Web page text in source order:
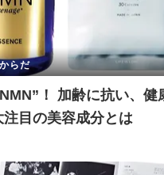
からだ
！ 加齢に抗い、健
目の美容成分とは